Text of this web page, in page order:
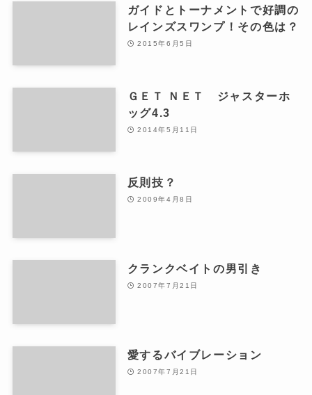
ガイドとトーナメントで好調の
レインズスワンプ！その色は？
2015年6月5日
ＧＥＴ ＮＥＴ ジャスターホ
ッグ4.3
2014年5月11日
反則技？
2009年4月8日
クランクベイトの男引き
2007年7月21日
愛するバイブレーション
2007年7月21日